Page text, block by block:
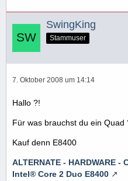
SwingKing
Stammuser
7. Oktober 2008 um 14:14
Hallo ?!
Für was brauchst du ein Quad
Kauf denn E8400
ALTERNATE - HARDWARE
Intel® Core 2 Duo E8400